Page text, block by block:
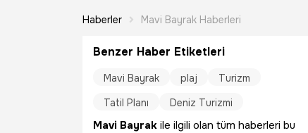
Haberler Mavi Bayrak Haberleri
Benzer Haber Etiketleri
Mavi Bayrak plaj
Turizm
Tatil Planı
Deniz Turizmi
Mavi Bayrak ile ilgili olan tüm haberleri bu